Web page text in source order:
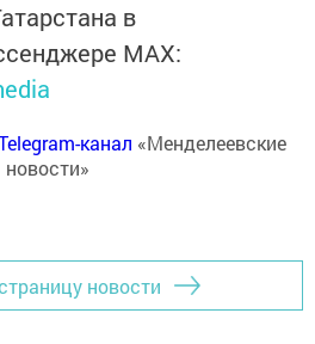
в
MАХ:
канал «Менделеевские
новости»
новости